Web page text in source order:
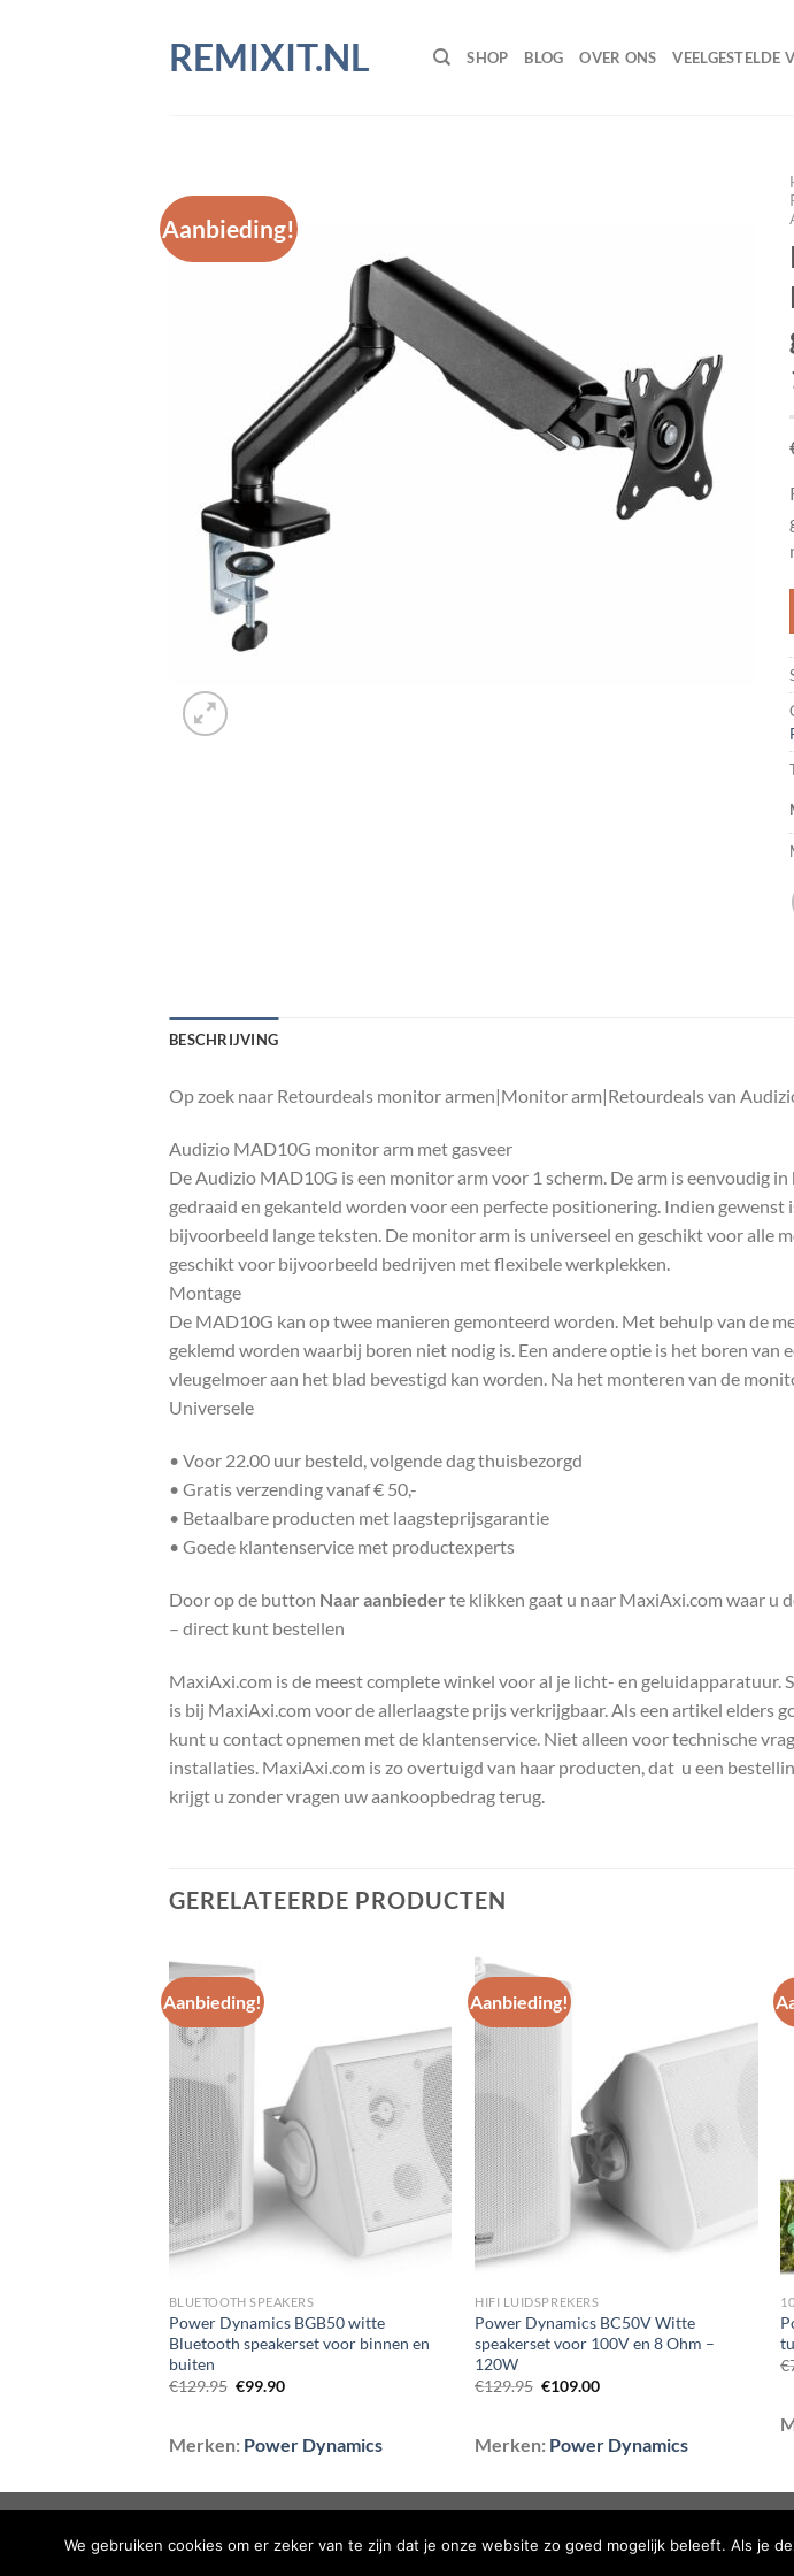
REMIXIT.NL SHOP BLOG OVER ONS VEELGESTELDE
Aanbieding!
BESCHRIJVING
Op zoek naar Retourdeals monitor armen|Monitor arm|Retourdeals van
Audizio MAD10G monitor arm met gasveer
De Audizio MAD10G is een monitor arm voor 1 scherm. De arm is eenvoudig
gedraaid en gekanteld worden voor een perfecte positionering. Indien
bijvoorbeeld lange teksten. De monitor arm is universeel en geschikt voor
geschikt voor bijvoorbeeld bedrijven met flexibele werkplekken.
Montage
De MAD10G kan op twee manieren gemonteerd worden. Met behulp van de
geklemd worden waarbij boren niet nodig is. Een andere optie is het boren
vleugelmoer aan het blad bevestigd kan worden. Na het monteren van de
Universele
• Voor 22.00 uur besteld, volgende dag thuisbezorgd
• Gratis verzending vanaf € 50,-
• Betaalbare producten met laagsteprijsgarantie
• Goede klantenservice met productexperts
Door op de button Naar aanbieder te klikken gaat u naar MaxiAxi.com waar u
– direct kunt bestellen
MaxiAxi.com is de meest complete winkel voor al je licht- en geluidapparatuur.
is bij MaxiAxi.com voor de allerlaagste prijs verkrijgbaar. Als een artikel elders
kunt u contact opnemen met de klantenservice. Niet alleen voor technische
installaties. MaxiAxi.com is zo overtuigd van haar producten, dat u een
krijgt u zonder vragen uw aankoopbedrag terug.
GERELATEERDE PRODUCTEN
Aanbieding!
Toevoegen
aan
wenslijst
BLUETOOTH SPEAKERS
Power Dynamics BGB50 witte
Bluetooth speakerset voor binnen en
buiten
€129.95 Oorspronkelijke
€99.90Huidige
Merken: Power Dynamics
Aanbieding!
Toevoegen
HIFI LUIDSPREKERS
Power Dynamics BC50V Witte
speakerset voor 100V en 8 Ohm –
120W
€129.95 Oorspronkelijke
€109.00Huidige
Merken: Power Dynamics
€
Copyright 2026 ©Flatsome Theme
We gebruiken cookies om er zeker van te zijn dat je onze website zo goed mogelijk beleeft. Als je